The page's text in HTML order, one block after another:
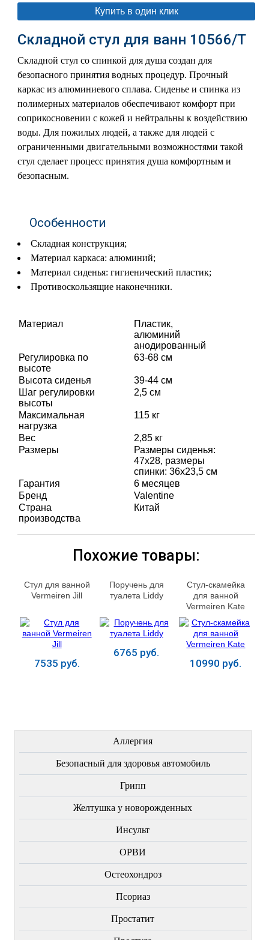
Купить в один клик
Складной стул для ванн 10566/T
Складной стул со спинкой для душа создан для
безопасного принятия водных процедур. Прочный
каркас из алюминиевого сплава. Сиденье и спинка из
полимерных материалов обеспечивают комфорт при
соприкосновении с кожей и нейтральны к воздействию
воды. Для пожилых людей, а также для людей с
ограниченными двигательными возможностями такой
стул сделает процесс принятия душа комфортным и
безопасным.
Особенности
Складная конструкция;
Материал каркаса: алюминий;
Материал сиденья: гигиенический пластик;
Противоскользящие наконечники.
Материал
Пластик,
алюминий
анодированный
Регулировка по
высоте
63-68 см
Высота сиденья
39-44 см
Шаг регулировки
высоты
2,5 см
Максимальная
нагрузка
115 кг
Вес
2,85 кг
Размеры
Размеры сиденья:
47х28, размеры
спинки: 36х23,5 см
Гарантия
6 месяцев
Бренд
Valentine
Страна
производства
Китай
Похожие товары:
Стул для ванной
Vermeiren Jill
7535 руб.
Поручень для
туалета Liddy
6765 руб.
Стул-скамейка
для ванной
Vermeiren Kate
10990 руб.
Аллергия
Безопасный для здоровья автомобиль
Грипп
Желтушка у новорожденных
Инсульт
ОРВИ
Остеохондроз
Пcориаз
Простатит